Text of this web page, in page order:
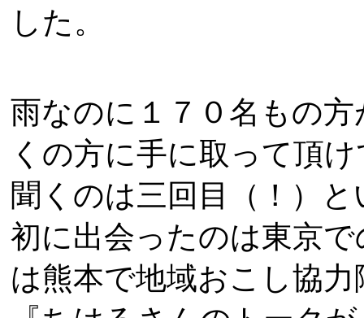
した。
雨なのに１７０名もの
くの方に手に取って頂
聞くのは三回目（！）
初に出会ったのは東京
は熊本で地域おこし協